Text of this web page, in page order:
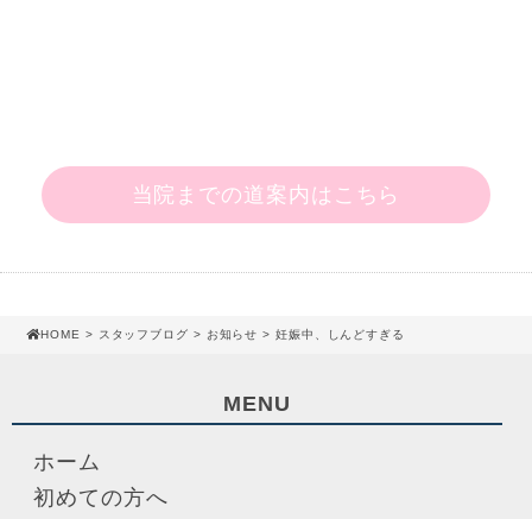
当院までの道案内はこちら
HOME > スタッフブログ > お知らせ > 妊娠中、しんどすぎる
MENU
ホーム
初めての方へ